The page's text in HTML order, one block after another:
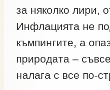
за няколко лири,
Инфлацията не
къмпингите, а
природата –
налага с все по-